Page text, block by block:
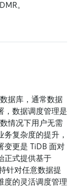
。
据库，通常数据
，数据调度管理是
情况下用户无需
复杂度的提升，
变更是 TiDB 面对
正式提供基于
针对任意数据提
度的灵活调度管理